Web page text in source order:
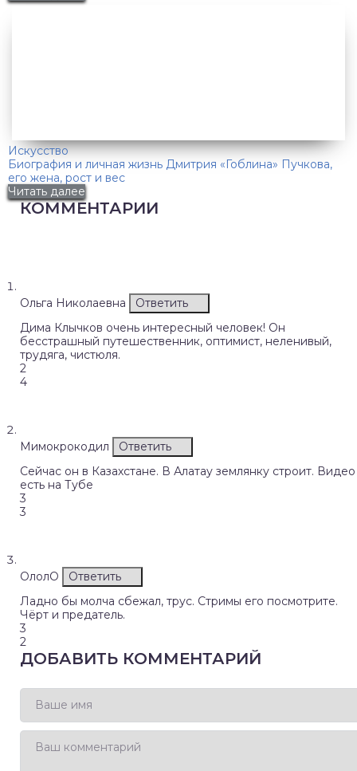
Искусство
Биография и личная жизнь Дмитрия «Гоблина» Пучкова,
его жена, рост и вес
Читать далее
КОММЕНТАРИИ
Ольга Николаевна
Ответить
Дима Клычков очень интересный человек! Он
бесстрашный путешественник, оптимист, неленивый,
трудяга, чистюля.
2
4
Мимокрокодил
Ответить
Сейчас он в Казахстане. В Алатау землянку строит. Видео
есть на Тубе
3
3
ОлолО
Ответить
Ладно бы молча сбежал, трус. Стримы его посмотрите.
Чёрт и предатель.
3
2
ДОБАВИТЬ КОММЕНТАРИЙ